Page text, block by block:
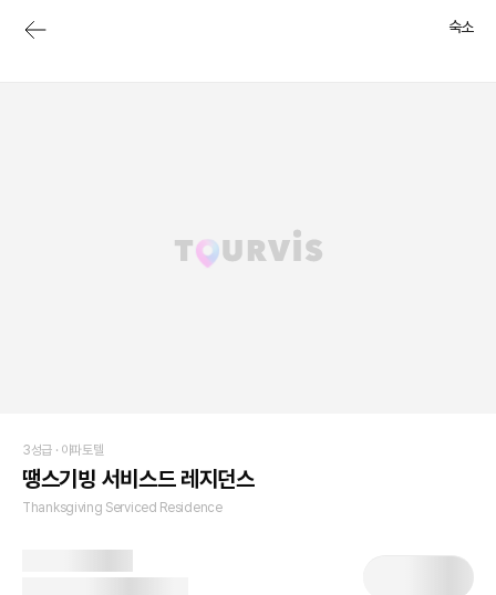
숙소
3성급 · 아파토텔
땡스기빙 서비스드 레지던스
Thanksgiving Serviced Residence